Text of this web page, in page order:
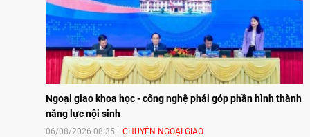
Ngoại giao khoa học - công nghệ phải góp phần hình thành
năng lực nội sinh
06/08/2026 08:35 CHUYỆN NGOẠI GIAO